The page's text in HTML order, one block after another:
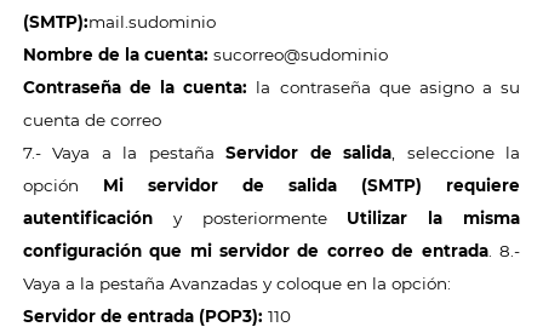
(SMTP):mail.sudominio
Nombre de la cuenta: sucorreo@sudominio
Contraseña de la cuenta: la contraseña que asigno a su
cuenta de correo
7.- Vaya a la pestañaServidor de salida , seleccione la
opción Mi servidor de salida (SMTP) requiere
autentificacióny posteriormenteUtilizar la misma
configuración que mi servidor de correo de entrada. 8.-
Vaya a la pestaña Avanzadas y coloque en la opción:
Servidor de entrada (POP3): 110